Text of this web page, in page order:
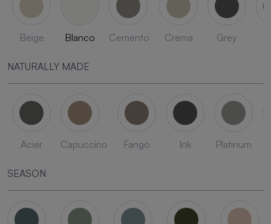
Beige Blanco Cemento Crema Grey
NATURALLY MADE
Acier Capuccino Fango Ink Platinum
SEASON